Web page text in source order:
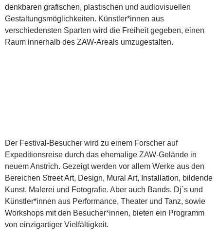
denkbaren grafischen, plastischen und audiovisuellen
Gestaltungsmöglichkeiten. Künstler*innen aus
verschiedensten Sparten wird die Freiheit gegeben, einen
Raum innerhalb des ZAW-Areals umzugestalten.
Der Festival-Besucher wird zu einem Forscher auf
Expeditionsreise durch das ehemalige ZAW-Gelände in
neuem Anstrich. Gezeigt werden vor allem Werke aus den
Bereichen Street Art, Design, Mural Art, Installation, bildende
Kunst, Malerei und Fotografie. Aber auch Bands, Dj`s und
Künstler*innen aus Performance, Theater und Tanz, sowie
Workshops mit den Besucher*innen, bieten ein Programm
von einzigartiger Vielfältigkeit.